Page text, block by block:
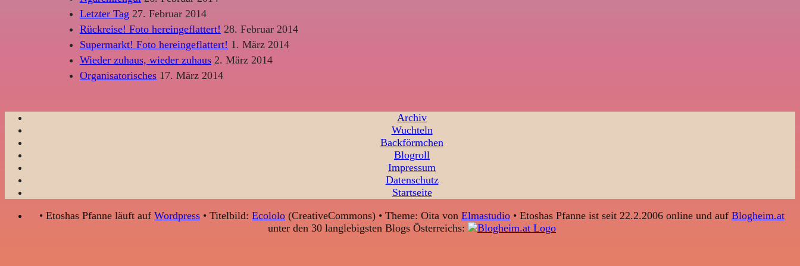
Letzter Tag 27. Februar 2014
Rückreise! Foto hereingeflattert! 28. Februar 2014
Supermarkt! Foto hereingeflattert! 1. März 2014
Wieder zuhaus, wieder zuhaus 2. März 2014
Organisatorisches 17. März 2014
Archiv
Wuchteln
Backförmchen
Blogroll
Impressum
Datenschutz
Startseite
• Etoshas Pfanne läuft auf Wordpress • Titelbild: Ecololo (CreativeCommons) • Theme: Oita von Elmastudio • Etoshas Pfanne ist seit 22.2.2006 online und auf Blogheim.at
unter den 30 langlebigsten Blogs Österreichs: